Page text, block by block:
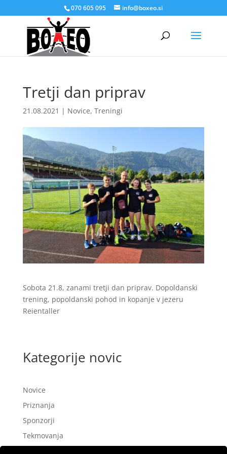
070 605 095 info@boxeo.si
Tretji dan priprav
21.08.2021 | Novice, Treningi
Sobota 21.8, zanami tretji dan priprav. Dopoldanski
trening, popoldanski pohod in kopanje v jezeru
Reientaller
Kategorije novic
Novice
Priznanja
Sponzorji
Tekmovanja